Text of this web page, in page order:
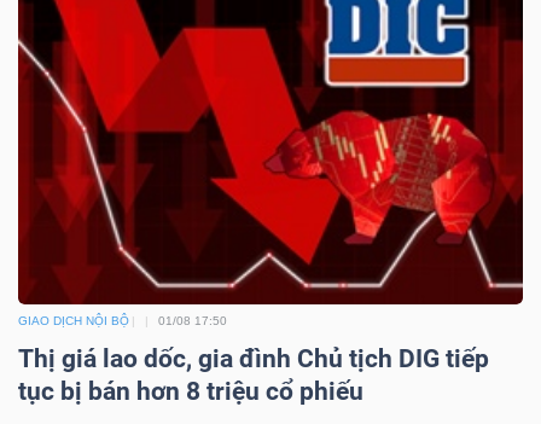
GIAO DỊCH NỘI BỘ 01/08 17:50
Thị giá lao dốc, gia đình Chủ tịch DIG tiếp
tục bị bán hơn 8 triệu cổ phiếu